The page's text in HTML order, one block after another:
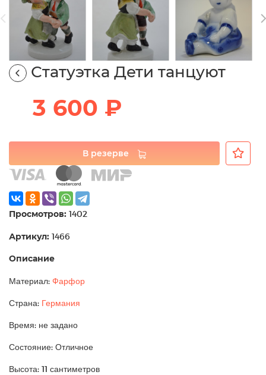
Статуэтка Дети танцуют
3 600 ₽
В резерве
Просмотров: 1402
Артикул: 1466
Описание
Материал: Фарфор
Страна: Германия
Время: не задано
Состояние: Отличное
Высота: 11 сантиметров